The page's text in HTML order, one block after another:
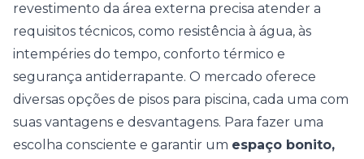
revestimento da área externa precisa atender a
requisitos técnicos, como resistência à água, às
intempéries do tempo, conforto térmico e
segurança antiderrapante. O mercado oferece
diversas opções de pisos para piscina, cada uma com
suas vantagens e desvantagens. Para fazer uma
escolha consciente e garantir um espaço bonito,